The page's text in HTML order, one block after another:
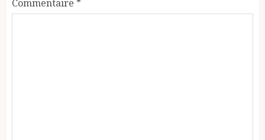
Commentaire *